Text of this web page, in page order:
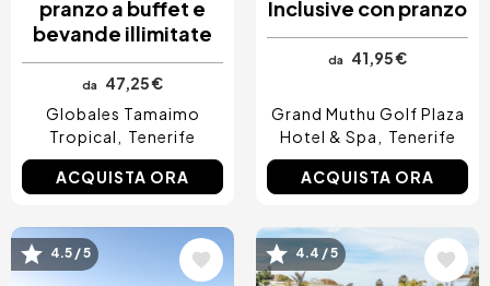
pranzo a buffet e
bevande illimitate
da
47,25 €
Globales Tamaimo
Tropical
Tenerife
ACQUISTA ORA
Inclusive con pranzo
da 41,95 €
Grand Muthu Golf Plaza
Hotel & Spa
Tenerife
ACQUISTA ORA
Immagine
4.5 / 5 Immagine
4.4 / 5